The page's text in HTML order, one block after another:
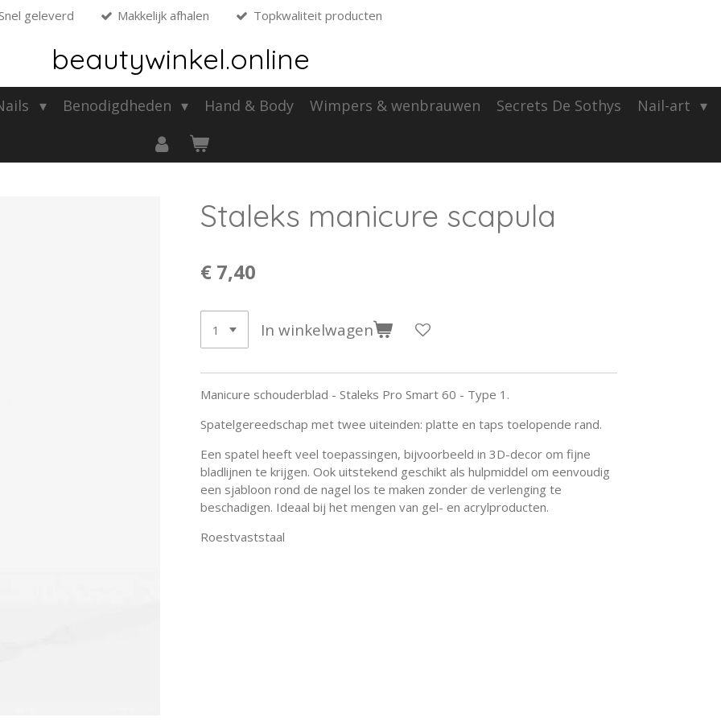
geleverd Makkelijk afhalen Topkwaliteit producten
beautywinkel.online
Benodigdheden Hand & Body Wimpers & wenbrauwen Secrets De Sothys Nail-art
Staleks manicure scapula
€ 7,40
In winkelwagen
Manicure schouderblad - Staleks Pro Smart 60 - Type 1.
Spatelgereedschap met twee uiteinden: platte en taps toelopende rand.
Een spatel heeft veel toepassingen, bijvoorbeeld in 3D-decor om fijne
bladlijnen te krijgen. Ook uitstekend geschikt als hulpmiddel om eenvoudig
een sjabloon rond de nagel los te maken zonder de verlenging te
beschadigen. Ideaal bij het mengen van gel- en acrylproducten.
Roestvaststaal